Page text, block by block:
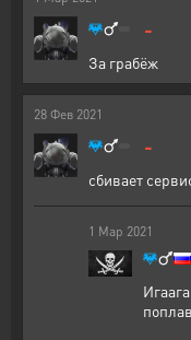
-
За грабёж
28 Фев 2021
-
сбивает
1 Мар 2021